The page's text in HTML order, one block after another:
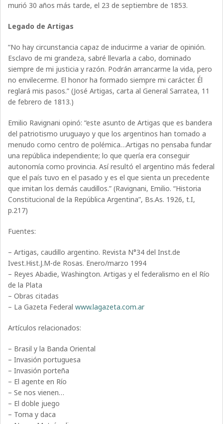
murió 30 años más tarde, el 23 de septiembre de 1853.
Legado de Artigas
“No hay circunstancia capaz de inducirme a variar de opinión.
Esclavo de mi grandeza, sabré llevarla a cabo, dominado
siempre de mi justicia y razón. Podrán arrancarme la vida, pero
no envilecerme. El honor ha formado siempre mi carácter. Él
reglará mis pasos.” (José Artigas, carta al General Sarratea, 11
de febrero de 1813.)
Emilio Ravignani opinó: “este asunto de Artigas que es bandera
del patriotismo uruguayo y que los argentinos han tomado a
menudo como centro de polémica…Artigas no pensaba fundar
una república independiente; lo que quería era conseguir
autonomía como provincia. Así resultó el argentino más federal
que el país tuvo en el pasado y es el que sienta un precedente
que imitan los demás caudillos.” (Ravignani, Emilio. “Historia
Constitucional de la República Argentina”, Bs.As. 1926, t.I,
p.217)
Fuentes:
– Artigas, caudillo argentino. Revista N°34 del Inst.de
Ivest.Hist.J.M-de Rosas. Enero/marzo 1994
– Reyes Abadie, Washington. Artigas y el federalismo en el Río
de la Plata
– Obras citadas
– La Gazeta Federalwww.lagazeta.com.ar
Artículos relacionados:
– Brasil y la Banda Oriental
– Invasión portuguesa
– Invasión porteña
– El agente en Río
– Se nos vienen…
– El doble juego
– Toma y daca